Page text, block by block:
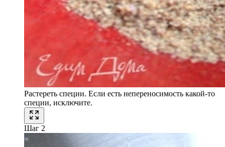
Растереть специи. Если есть непереносимость какой-то
специи, исключите.
Шаг 2